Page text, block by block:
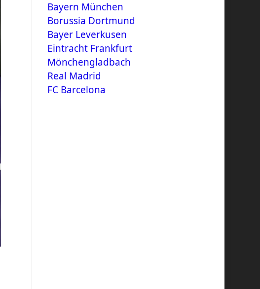
Bayern München
Borussia Dortmund
Bayer Leverkusen
Eintracht Frankfurt
Mönchengladbach
Real Madrid
FC Barcelona